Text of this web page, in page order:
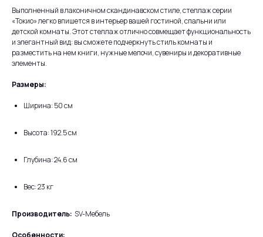
Выполненный в лаконичном скандинавском стиле, стеллаж серии
«Токио» легко впишется в интерьер вашей гостиной, спальни или
детской комнаты. Этот стеллаж отлично совмещает функциональность
и элегантный вид: вы сможете подчеркнуть стиль комнаты и
разместить на нем книги, нужные мелочи, сувениры и декоративные
элементы.
Размеры:
Ширина: 50 см
Высота: 192.5 см
Глубина: 24.6 см
Вес: 23 кг
Производитель: SV-Мебель